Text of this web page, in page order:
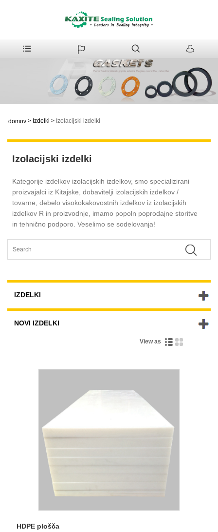
domov > Izdelki > Izolacijski izdelki
Izolacijski izdelki
Kategorije izdelkov izolacijskih izdelkov, smo specializirani
proizvajalci iz Kitajske, dobavitelji izolacijskih izdelkov /
tovarne, debelo visokokakovostnih izdelkov iz izolacijskih
izdelkov R in proizvodnje, imamo popoln poprodajne storitve
in tehnično podporo. Veselimo se sodelovanja!
IZDELKI
NOVI IZDELKI
View as
HDPE plošča